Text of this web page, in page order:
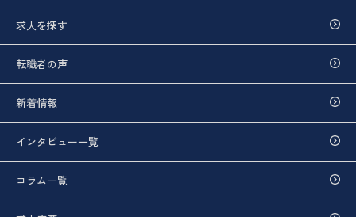
求人を探す
転職者の声
新着情報
インタビュー一覧
コラム一覧